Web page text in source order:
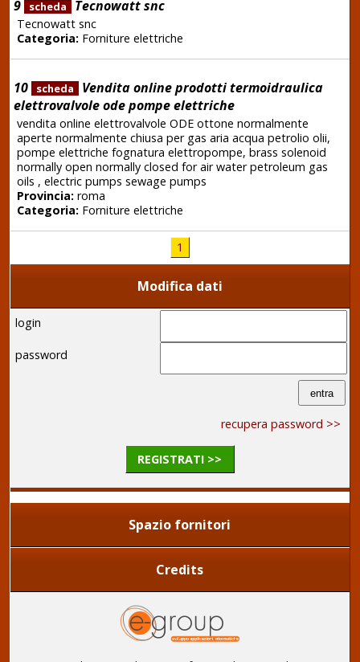
9 scheda Tecnowatt snc
Tecnowatt snc
Categoria:Forniture elettriche
10 scheda
Vendita online prodotti termoidraulica
elettrovalvole ode pompe elettriche
vendita online elettrovalvole ODE ottone normalmente
aperte normalmente chiusa per gas aria acqua petrolio olii,
pompe elettriche fognatura elettropompe, brass solenoid
normally open normally closed for air water petroleum gas
oils , electric pumps sewage pumps
Provincia:roma
Categoria:Forniture elettriche
1
Modifica dati
login
password
recupera password >>
REGISTRATI >>
Spazio fornitori
Credits